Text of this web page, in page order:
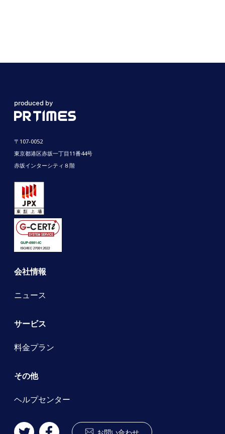
〒107-0052
東京都港区赤坂一丁目11番44号
赤坂インターシティ８階
会社情報
ニュース
サービス
料金プラン
その他
ヘルプセンター